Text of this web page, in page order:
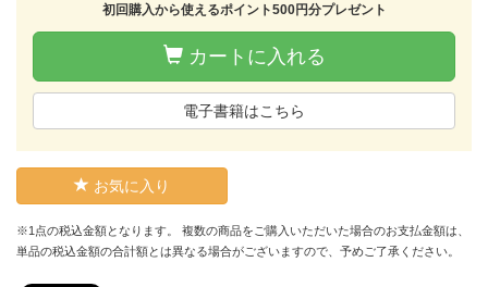
初回購入から使えるポイント500円分プレゼント
カートに入れる
電子書籍はこちら
お気に入り
※1点の税込金額となります。 複数の商品をご購入いただいた場合のお支払金額は、
単品の税込金額の合計額とは異なる場合がございますので、予めご了承ください。